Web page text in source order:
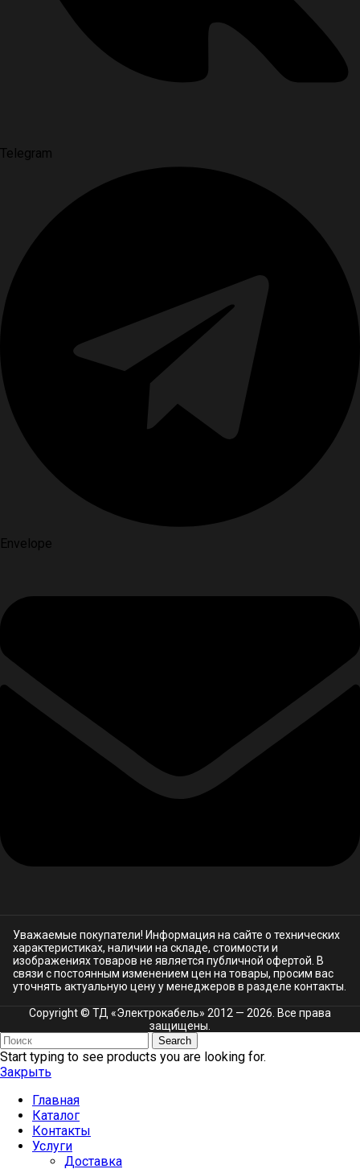
Telegram
Envelope
Уважаемые покупатели! Информация на сайте о технических
характеристиках, наличии на складе, стоимости и
изображениях товаров не является публичной офертой. В
связи с постоянным изменением цен на товары, просим вас
уточнять актуальную цену у менеджеров в разделе контакты.
Copyright © ТД «Электрокабель»​ 2012 — 2026. Все права
защищены.
Search
Start typing to see products you are looking for.
Закрыть
Главная
Каталог
Контакты
Услуги
Доставка